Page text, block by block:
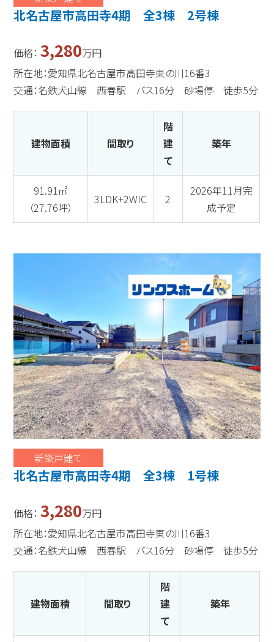
北名古屋市高田寺4期 全3棟 2号棟
価格：3,280万円
所在地：愛知県北名古屋市高田寺東の川16番3
交通：名鉄犬山線 西春駅 バス16分 砂場停 徒歩5分
建物面積 間取り
階
建
て
築年
91.91㎡
（27.76坪）
3LDK+2WIC 2
2026年11月完
成予定
新築戸建て
北名古屋市高田寺4期 全3棟 1号棟
価格：3,280万円
所在地：愛知県北名古屋市高田寺東の川16番3
交通：名鉄犬山線 西春駅 バス16分 砂場停 徒歩5分
建物面積 間取り
階
建
て
築年